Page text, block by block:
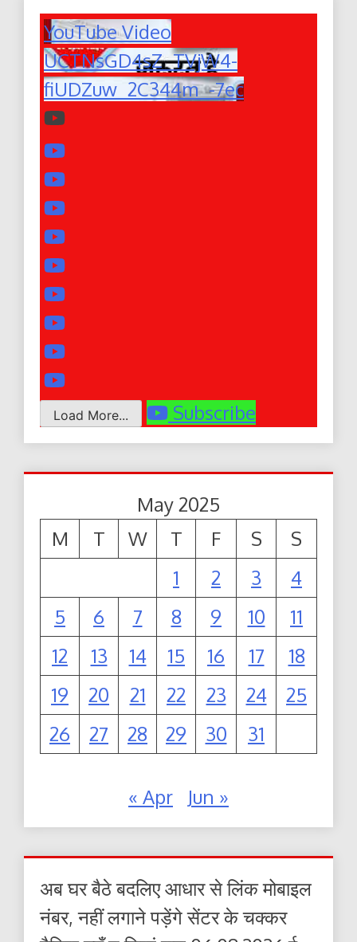
YouTube Video
UCTNsGD4sZ_TVjW4-
fiUDZuw_2C344m_-7ec
Load More... Subscribe
May 2025
M
T W T F S
S
1
2 3
4
5
6 7 8 9 10
11
12
13 14 15 16 17
18
19
20 21 22 23 24
25
26
27 28 29 30 31
« Apr Jun »
अब घर बैठे बदलिए आधार से लिंक मोबाइल
नंबर, नहीं लगाने पड़ेंगे सेंटर के चक्कर